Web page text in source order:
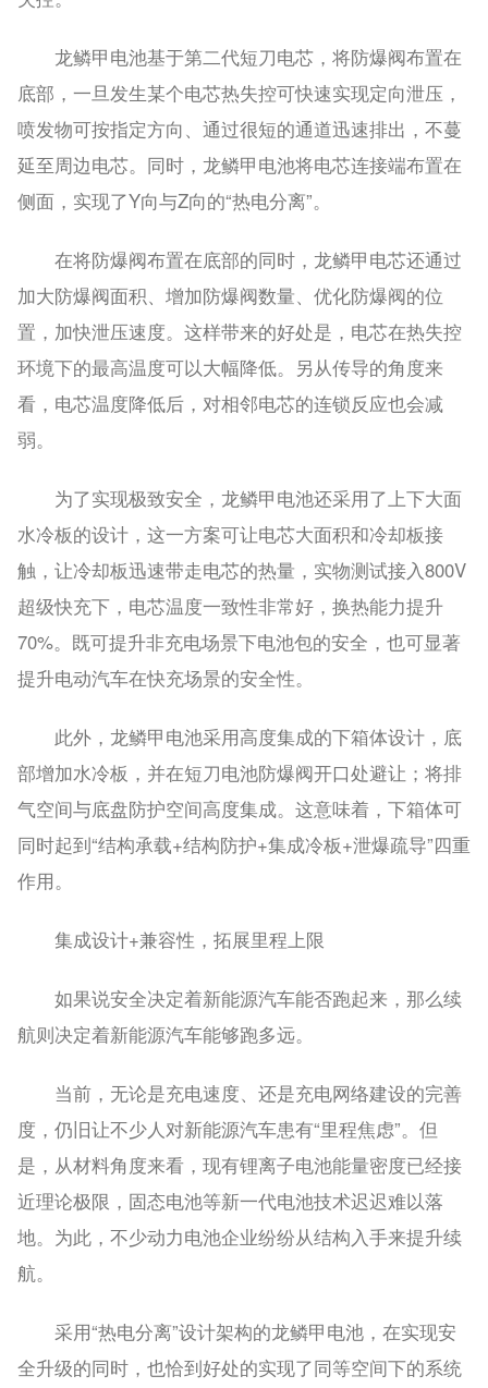
龙鳞甲电池基于第二代短刀电芯，将防爆阀布置在
底部，一旦发生某个电芯热失控可快速实现定向泄压，
喷发物可按指定方向、通过很短的通道迅速排出，不蔓
延至周边电芯。同时，龙鳞甲电池将电芯连接端布置在
侧面，实现了Y向与Z向的“热电分离”。
在将防爆阀布置在底部的同时，龙鳞甲电芯还通过
加大防爆阀面积、增加防爆阀数量、优化防爆阀的位
置，加快泄压速度。这样带来的好处是，电芯在热失控
环境下的最高温度可以大幅降低。另从传导的角度来
看，电芯温度降低后，对相邻电芯的连锁反应也会减
弱。
为了实现极致安全，龙鳞甲电池还采用了上下大面
水冷板的设计，这一方案可让电芯大面积和冷却板接
触，让冷却板迅速带走电芯的热量，实物测试接入800V
超级快充下，电芯温度一致性非常好，换热能力提升
70%。既可提升非充电场景下电池包的安全，也可显著
提升电动汽车在快充场景的安全性。
此外，龙鳞甲电池采用高度集成的下箱体设计，底
部增加水冷板，并在短刀电池防爆阀开口处避让；将排
气空间与底盘防护空间高度集成。这意味着，下箱体可
同时起到“结构承载+结构防护+集成冷板+泄爆疏导”四重
作用。
集成设计+兼容性，拓展里程上限
如果说安全决定着新能源汽车能否跑起来，那么续
航则决定着新能源汽车能够跑多远。
当前，无论是充电速度、还是充电网络建设的完善
度，仍旧让不少人对新能源汽车患有“里程焦虑”。但
是，从材料角度来看，现有锂离子电池能量密度已经接
近理论极限，固态电池等新一代电池技术迟迟难以落
地。为此，不少动力电池企业纷纷从结构入手来提升续
航。
采用“热电分离”设计架构的龙鳞甲电池，在实现安
全升级的同时，也恰到好处的实现了同等空间下的系统